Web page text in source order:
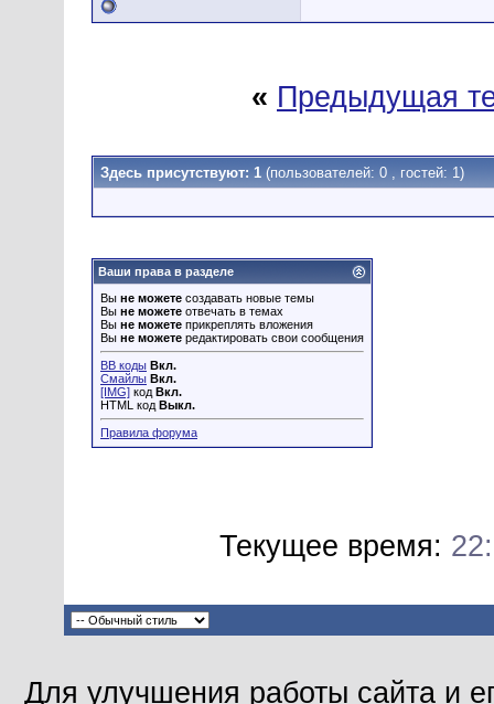
« Предыдущая
Здесь присутствуют: 1 (пользователей: 0 , гостей: 1)
Ваши права в разделе
Вы не можете создавать новые темы
Вы не можете отвечать в темах
Вы не можете прикреплять вложения
Вы не можете редактировать свои сообщения
BB коды Вкл.
Смайлы Вкл.
[IMG] код Вкл.
HTML код Выкл.
Правила форума
Текущее время:
Для улучшения работы сайта и